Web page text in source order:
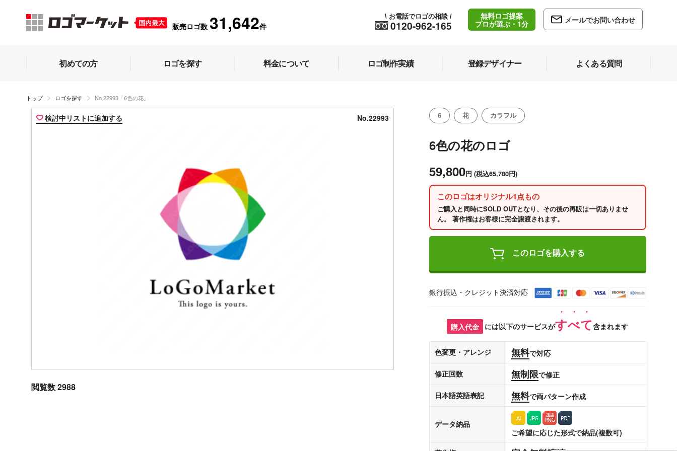
販売ロゴ数 31,642件 0120-962-165
\ お電話でロゴの相談 /
無料ロゴ提案
プロが選ぶ・1分
メールでお問い合わせ
初めての方 ロゴを探す 料金について ロゴ制作実績 登録デザイナー よくある質問
トップ ロゴを探す No.22993「6色の花」
検討中リストに追加する No.22993
閲覧数 2988
6 花 カラフル
6色の花のロゴ
59,800円 (税込65,780円)
このロゴはオリジナル1点もの
ご購入と同時にSOLD OUTとなり、その後の再販は一切ありませ
ん。 著作権はお客様に完全譲渡されます。
このロゴを購入する
銀行振込・クレジット決済対応
購入代金 には以下のサービスがすべて含まれます
色変更・アレンジ 無料で対応
修正回数 無制限で修正
日本語英語表記 無料で両パターン作成
データ納品
ご希望に応じた形式で納品(複数可)